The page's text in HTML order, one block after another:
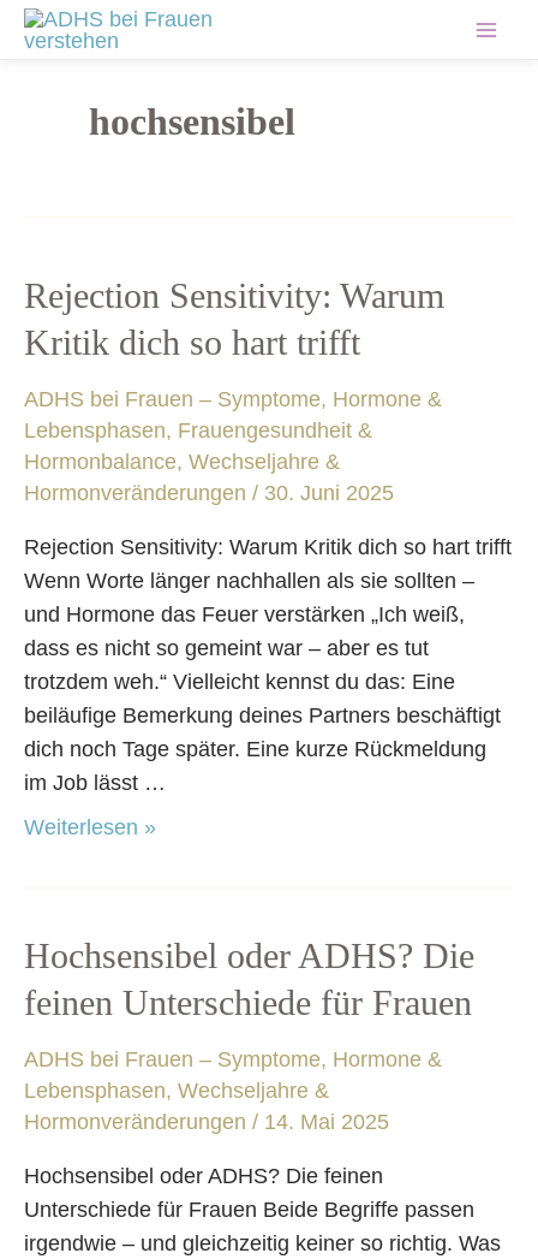
Zum
Inhalt
hochsensibel
Rejection Sensitivity: Warum
Kritik dich so hart trifft
ADHS bei Frauen – Symptome, Hormone &
Lebensphasen, Frauengesundheit &
Hormonbalance, Wechseljahre &
Hormonveränderungen / 30. Juni 2025
Rejection Sensitivity: Warum Kritik dich so hart trifft
Wenn Worte länger nachhallen als sie sollten –
und Hormone das Feuer verstärken „Ich weiß,
dass es nicht so gemeint war – aber es tut
trotzdem weh.“ Vielleicht kennst du das: Eine
beiläufige Bemerkung deines Partners beschäftigt
dich noch Tage später. Eine kurze Rückmeldung
im Job lässt …
Rejection
Sensitivity:
Warum
Kritik
dich
so
hart
Weiterlesen »
Hochsensibel oder ADHS? Die
feinen Unterschiede für Frauen
ADHS bei Frauen – Symptome, Hormone &
Lebensphasen, Wechseljahre &
Hormonveränderungen / 14. Mai 2025
Hochsensibel oder ADHS? Die feinen
Unterschiede für Frauen Beide Begriffe passen
irgendwie – und gleichzeitig keiner so richtig. Was
Hochsensibel
ADHS?
Die
feinen
Unterschiede
Frauen